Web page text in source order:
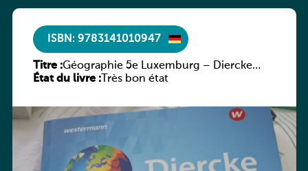
ISBN: 9783141010947
Titre :Géographie 5e Luxemburg – Diercke
Praxis
État du livre :Très bon état